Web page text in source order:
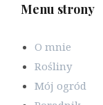
Menu strony
O mnie
Rośliny
Mój ogród